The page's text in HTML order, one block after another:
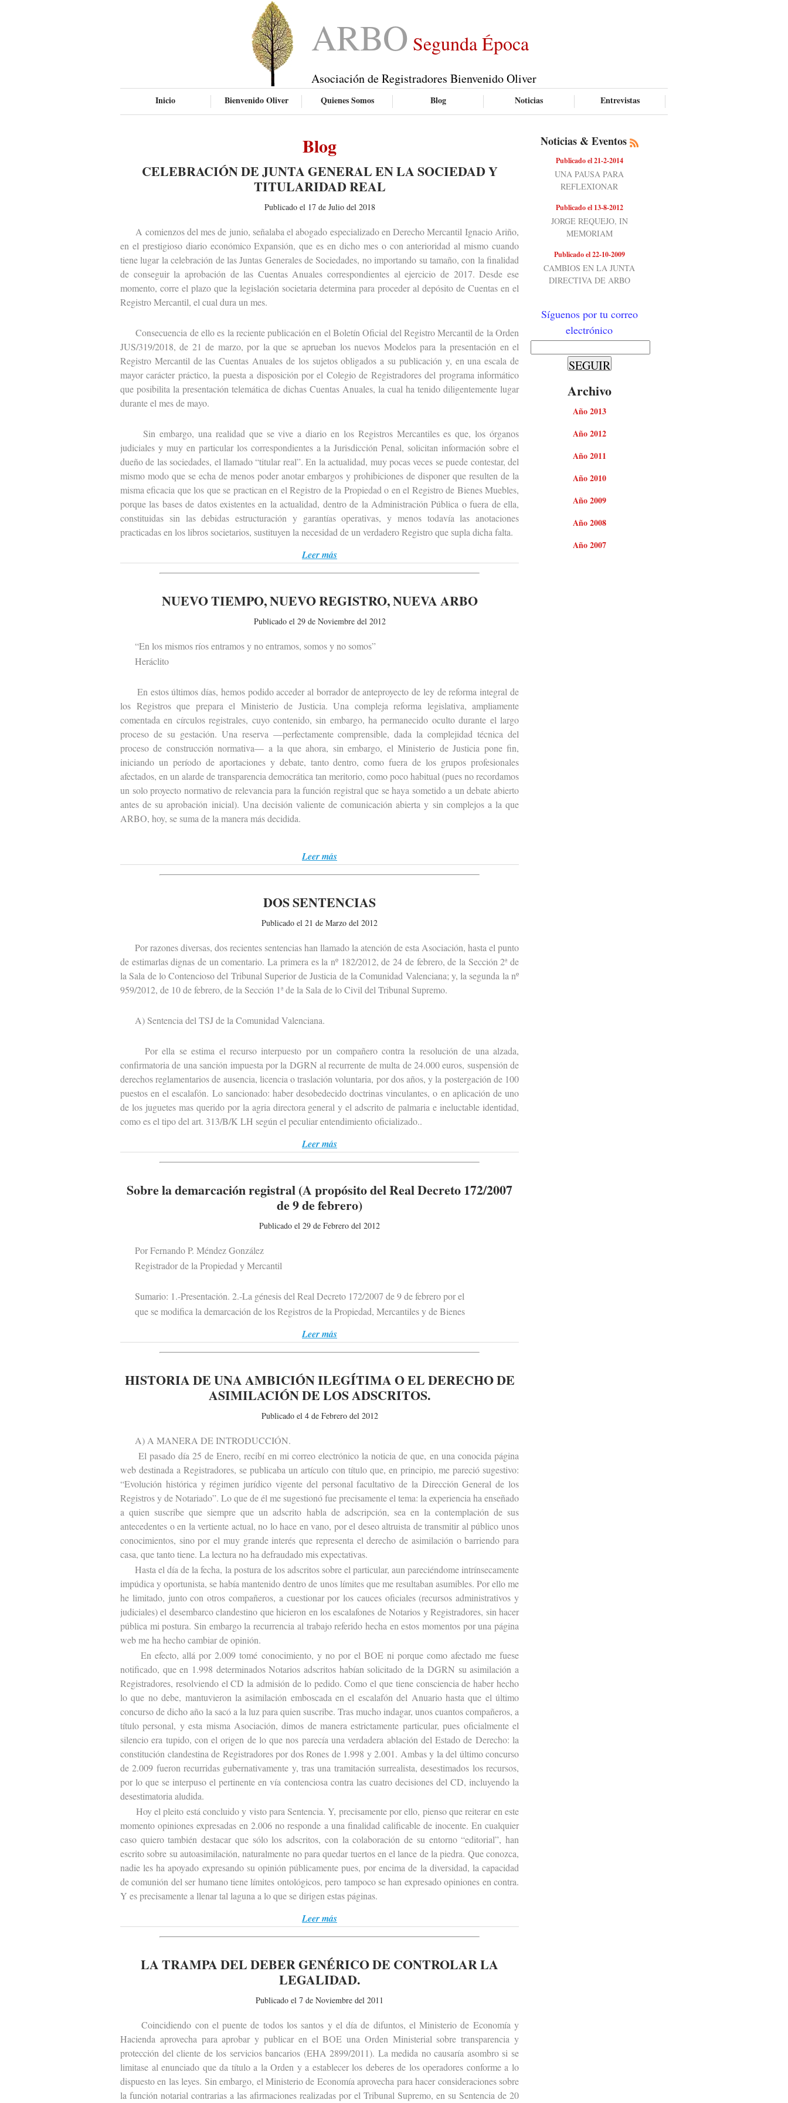
ARBO Segunda Época
Asociación de Registradores Bienvenido Oliver
Inicio Bienvenido Oliver Quienes Somos Blog Noticias Entrevistas
Blog
CELEBRACIÓN DE JUNTA GENERAL EN LA SOCIEDAD Y
TITULARIDAD REAL
Publicado el 17 de Julio del 2018
A comienzos del mes de junio, señalaba el abogado especializado en Derecho Mercantil Ignacio Ariño,
en el prestigioso diario económico Expansión, que es en dicho mes o con anterioridad al mismo cuando
tiene lugar la celebración de las Juntas Generales de Sociedades, no importando su tamaño, con la finalidad
de conseguir la aprobación de las Cuentas Anuales correspondientes al ejercicio de 2017. Desde ese
momento, corre el plazo que la legislación societaria determina para proceder al depósito de Cuentas en el
Registro Mercantil, el cual dura un mes.
Consecuencia de ello es la reciente publicación en el Boletín Oficial del Registro Mercantil de la Orden
JUS/319/2018, de 21 de marzo, por la que se aprueban los nuevos Modelos para la presentación en el
Registro Mercantil de las Cuentas Anuales de los sujetos obligados a su publicación y, en una escala de
mayor carácter práctico, la puesta a disposición por el Colegio de Registradores del programa informático
que posibilita la presentación telemática de dichas Cuentas Anuales, la cual ha tenido diligentemente lugar
durante el mes de mayo.
Sin embargo, una realidad que se vive a diario en los Registros Mercantiles es que, los órganos
judiciales y muy en particular los correspondientes a la Jurisdicción Penal, solicitan información sobre el
dueño de las sociedades, el llamado “titular real”. En la actualidad, muy pocas veces se puede contestar, del
mismo modo que se echa de menos poder anotar embargos y prohibiciones de disponer que resulten de la
misma eficacia que los que se practican en el Registro de la Propiedad o en el Registro de Bienes Muebles,
porque las bases de datos existentes en la actualidad, dentro de la Administración Pública o fuera de ella,
constituidas sin las debidas estructuración y garantías operativas, y menos todavía las anotaciones
practicadas en los libros societarios, sustituyen la necesidad de un verdadero Registro que supla dicha falta.
Leer más
NUEVO TIEMPO, NUEVO REGISTRO, NUEVA ARBO
Publicado el 29 de Noviembre del 2012
“En los mismos ríos entramos y no entramos, somos y no somos”
Heráclito
En estos últimos días, hemos podido acceder al borrador de anteproyecto de ley de reforma integral de
los Registros que prepara el Ministerio de Justicia. Una compleja reforma legislativa, ampliamente
comentada en círculos registrales, cuyo contenido, sin embargo, ha permanecido oculto durante el largo
proceso de su gestación. Una reserva —perfectamente comprensible, dada la complejidad técnica del
proceso de construcción normativa— a la que ahora, sin embargo, el Ministerio de Justicia pone fin,
iniciando un período de aportaciones y debate, tanto dentro, como fuera de los grupos profesionales
afectados, en un alarde de transparencia democrática tan meritorio, como poco habitual (pues no recordamos
un solo proyecto normativo de relevancia para la función registral que se haya sometido a un debate abierto
antes de su aprobación inicial). Una decisión valiente de comunicación abierta y sin complejos a la que
ARBO, hoy, se suma de la manera más decidida.
Leer más
DOS SENTENCIAS
Publicado el 21 de Marzo del 2012
Por razones diversas, dos recientes sentencias han llamado la atención de esta Asociación, hasta el punto
de estimarlas dignas de un comentario. La primera es la nº 182/2012, de 24 de febrero, de la Sección 2ª de
la Sala de lo Contencioso del Tribunal Superior de Justicia de la Comunidad Valenciana; y, la segunda la nº
959/2012, de 10 de febrero, de la Sección 1ª de la Sala de lo Civil del Tribunal Supremo.
A) Sentencia del TSJ de la Comunidad Valenciana.
Por ella se estima el recurso interpuesto por un compañero contra la resolución de una alzada,
confirmatoria de una sanción impuesta por la DGRN al recurrente de multa de 24.000 euros, suspensión de
derechos reglamentarios de ausencia, licencia o traslación voluntaria, por dos años, y la postergación de 100
puestos en el escalafón. Lo sancionado: haber desobedecido doctrinas vinculantes, o en aplicación de uno
de los juguetes mas querido por la agria directora general y el adscrito de palmaria e ineluctable identidad,
como es el tipo del art. 313/B/K LH según el peculiar entendimiento oficializado..
Leer más
Sobre la demarcación registral (A propósito del Real Decreto 172/2007
de 9 de febrero)
Publicado el 29 de Febrero del 2012
Por Fernando P. Méndez González
Registrador de la Propiedad y Mercantil
Sumario: 1.-Presentación. 2.-La génesis del Real Decreto 172/2007 de 9 de febrero por el
que se modifica la demarcación de los Registros de la Propiedad, Mercantiles y de Bienes
Leer más
HISTORIA DE UNA AMBICIÓN ILEGÍTIMA O EL DERECHO DE
ASIMILACIÓN DE LOS ADSCRITOS.
Publicado el 4 de Febrero del 2012
A) A MANERA DE INTRODUCCIÓN.
El pasado día 25 de Enero, recibí en mi correo electrónico la noticia de que, en una conocida página
web destinada a Registradores, se publicaba un artículo con título que, en principio, me pareció sugestivo:
“Evolución histórica y régimen jurídico vigente del personal facultativo de la Dirección General de los
Registros y de Notariado”. Lo que de él me sugestionó fue precisamente el tema: la experiencia ha enseñado
a quien suscribe que siempre que un adscrito habla de adscripción, sea en la contemplación de sus
antecedentes o en la vertiente actual, no lo hace en vano, por el deseo altruista de transmitir al público unos
conocimientos, sino por el muy grande interés que representa el derecho de asimilación o barriendo para
casa, que tanto tiene. La lectura no ha defraudado mis expectativas.
Hasta el día de la fecha, la postura de los adscritos sobre el particular, aun pareciéndome intrínsecamente
impúdica y oportunista, se había mantenido dentro de unos límites que me resultaban asumibles. Por ello me
he limitado, junto con otros compañeros, a cuestionar por los cauces oficiales (recursos administrativos y
judiciales) el desembarco clandestino que hicieron en los escalafones de Notarios y Registradores, sin hacer
pública mi postura. Sin embargo la recurrencia al trabajo referido hecha en estos momentos por una página
web me ha hecho cambiar de opinión.
En efecto, allá por 2.009 tomé conocimiento, y no por el BOE ni porque como afectado me fuese
notificado, que en 1.998 determinados Notarios adscritos habían solicitado de la DGRN su asimilación a
Registradores, resolviendo el CD la admisión de lo pedido. Como el que tiene consciencia de haber hecho
lo que no debe, mantuvieron la asimilación emboscada en el escalafón del Anuario hasta que el último
concurso de dicho año la sacó a la luz para quien suscribe. Tras mucho indagar, unos cuantos compañeros, a
título personal, y esta misma Asociación, dimos de manera estrictamente particular, pues oficialmente el
silencio era tupido, con el origen de lo que nos parecía una verdadera ablación del Estado de Derecho: la
constitución clandestina de Registradores por dos Rones de 1.998 y 2.001. Ambas y la del último concurso
de 2.009 fueron recurridas gubernativamente y, tras una tramitación surrealista, desestimados los recursos,
por lo que se interpuso el pertinente en vía contenciosa contra las cuatro decisiones del CD, incluyendo la
desestimatoria aludida.
Hoy el pleito está concluido y visto para Sentencia. Y, precisamente por ello, pienso que reiterar en este
momento opiniones expresadas en 2.006 no responde a una finalidad calificable de inocente. En cualquier
caso quiero también destacar que sólo los adscritos, con la colaboración de su entorno “editorial”, han
escrito sobre su autoasimilación, naturalmente no para quedar tuertos en el lance de la piedra. Que conozca,
nadie les ha apoyado expresando su opinión públicamente pues, por encima de la diversidad, la capacidad
de comunión del ser humano tiene límites ontológicos, pero tampoco se han expresado opiniones en contra.
Y es precisamente a llenar tal laguna a lo que se dirigen estas páginas.
Leer más
LA TRAMPA DEL DEBER GENÉRICO DE CONTROLAR LA
LEGALIDAD.
Publicado el 7 de Noviembre del 2011
Coincidiendo con el puente de todos los santos y el día de difuntos, el Ministerio de Economía y
Hacienda aprovecha para aprobar y publicar en el BOE una Orden Ministerial sobre transparencia y
protección del cliente de los servicios bancarios (EHA 2899/2011). La medida no causaría asombro si se
limitase al enunciado que da título a la Orden y a establecer los deberes de los operadores conforme a lo
dispuesto en las leyes. Sin embargo, el Ministerio de Economía aprovecha para hacer consideraciones sobre
la función notarial contrarias a las afirmaciones realizadas por el Tribunal Supremo, en su Sentencia de 20
Noticias & Eventos
Publicado el 21-2-2014
UNA PAUSA PARA
REFLEXIONAR
Publicado el 13-8-2012
JORGE REQUEJO, IN
MEMORIAM
Publicado el 22-10-2009
CAMBIOS EN LA JUNTA
DIRECTIVA DE ARBO
Síguenos por tu correo
electrónico
Archivo
Año 2013
Año 2012
Año 2011
Año 2010
Año 2009
Año 2008
Año 2007